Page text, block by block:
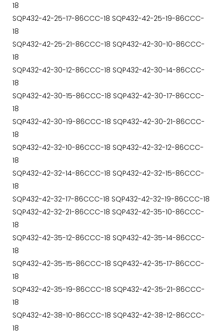
18
SQP432-42-25-17-86CCC-18 SQP432-42-25-19-86CCC-
18
SQP432-42-25-21-86CCC-18 SQP432-42-30-10-86CCC-
18
SQP432-42-30-12-86CCC-18 SQP432-42-30-14-86CCC-
18
SQP432-42-30-15-86CCC-18 SQP432-42-30-17-86CCC-
18
SQP432-42-30-19-86CCC-18 SQP432-42-30-21-86CCC-
18
SQP432-42-32-10-86CCC-18 SQP432-42-32-12-86CCC-
18
SQP432-42-32-14-86CCC-18 SQP432-42-32-15-86CCC-
18
SQP432-42-32-17-86CCC-18 SQP432-42-32-19-86CCC-18
SQP432-42-32-21-86CCC-18 SQP432-42-35-10-86CCC-
18
SQP432-42-35-12-86CCC-18 SQP432-42-35-14-86CCC-
18
SQP432-42-35-15-86CCC-18 SQP432-42-35-17-86CCC-
18
SQP432-42-35-19-86CCC-18 SQP432-42-35-21-86CCC-
18
SQP432-42-38-10-86CCC-18 SQP432-42-38-12-86CCC-
18